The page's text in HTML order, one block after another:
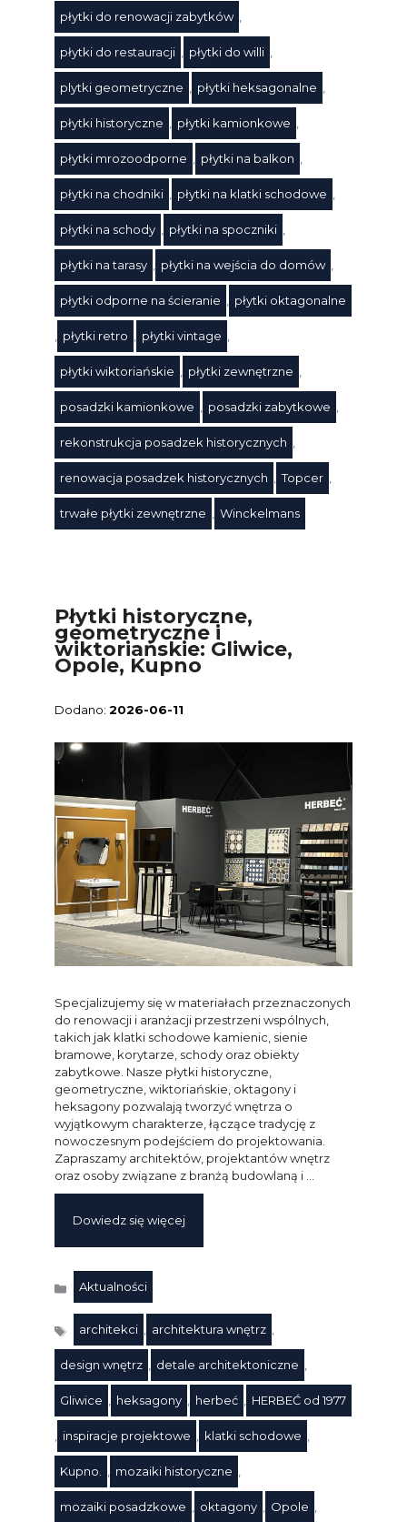
Tagi
płytki do renowacji zabytków
płytki do restauracji płytki do willi
plytki geometryczne płytki heksagonalne
płytki historyczne płytki kamionkowe
płytki mrozoodporne płytki na balkon
płytki na chodniki płytki na klatki schodowe
płytki na schody płytki na spoczniki
płytki na tarasy płytki na wejścia do domów
płytki odporne na ścieranie płytki oktagonalne
płytki retro płytki vintage
płytki wiktoriańskie płytki zewnętrzne
posadzki kamionkowe posadzki zabytkowe
rekonstrukcja posadzek historycznych
renowacja posadzek historycznych Topcer
trwałe płytki zewnętrzne Winckelmans
Płytki historyczne,
geometryczne i
wiktoriańskie: Gliwice,
Opole, Kupno
2026-06-11
Specjalizujemy się w materiałach przeznaczonych
do renowacji i aranżacji przestrzeni wspólnych,
takich jak klatki schodowe kamienic, sienie
bramowe, korytarze, schody oraz obiekty
zabytkowe. Nasze płytki historyczne,
geometryczne, wiktoriańskie, oktagony i
heksagony pozwalają tworzyć wnętrza o
wyjątkowym charakterze, łączące tradycję z
nowoczesnym podejściem do projektowania.
Zapraszamy architektów, projektantów wnętrz
oraz osoby związane z branżą budowlaną i …
Dowiedz się więcej
Kategorie
Aktualności
architekci architektura wnętrz
design wnętrz detale architektoniczne
Gliwice heksagony herbeć HERBEĆ od 1977
inspiracje projektowe klatki schodowe
Kupno. mozaiki historyczne
mozaiki posadzkowe oktagony Opole